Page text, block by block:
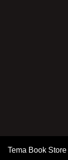
Tema Book